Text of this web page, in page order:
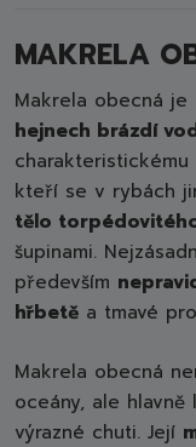
MAKRELA
Makrela obecná
hejnech brázdí
kteří se v rybách
tělo
šupinami.
především
hřbetě a tmavé
Makrela obecná
oceány, ale hlavně
výrazné chuti. Její